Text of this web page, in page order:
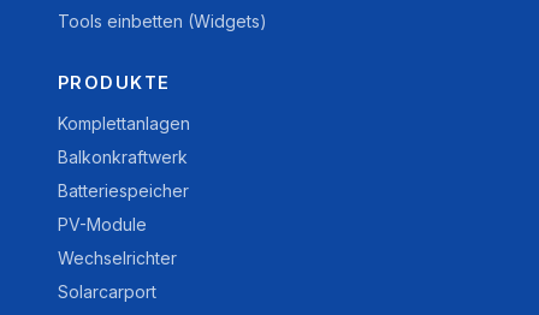
Tools einbetten (Widgets)
PRODUKTE
Komplettanlagen
Balkonkraftwerk
Batteriespeicher
PV-Module
Wechselrichter
Solarcarport